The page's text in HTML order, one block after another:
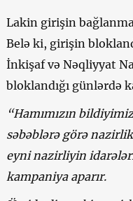
Lakin girişin
Belə ki, girişin
İnkişaf və Nəqliyyat
bloklandığı günlərdə
“Hamımızın
səbəblərə görə nazirlik
eyni nazirliyin
kampaniya aparır.